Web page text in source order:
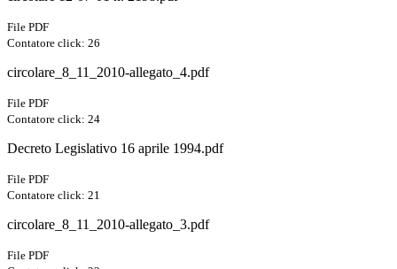
File PDF
Contatore click: 26
circolare_8_11_2010-allegato_4.pdf
File PDF
Contatore click: 24
Decreto Legislativo 16 aprile 1994.pdf
File PDF
Contatore click: 21
circolare_8_11_2010-allegato_3.pdf
File PDF